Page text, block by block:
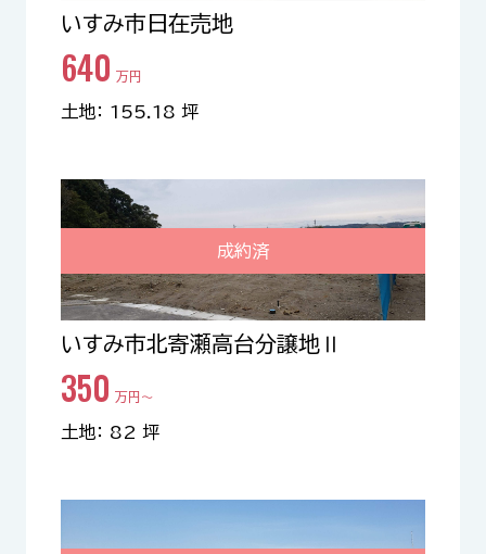
いすみ市日在売地
640 万円
土地： 155.18 坪
成約済
いすみ市北寄瀬高台分譲地Ⅱ
350 万円〜
土地： 82 坪